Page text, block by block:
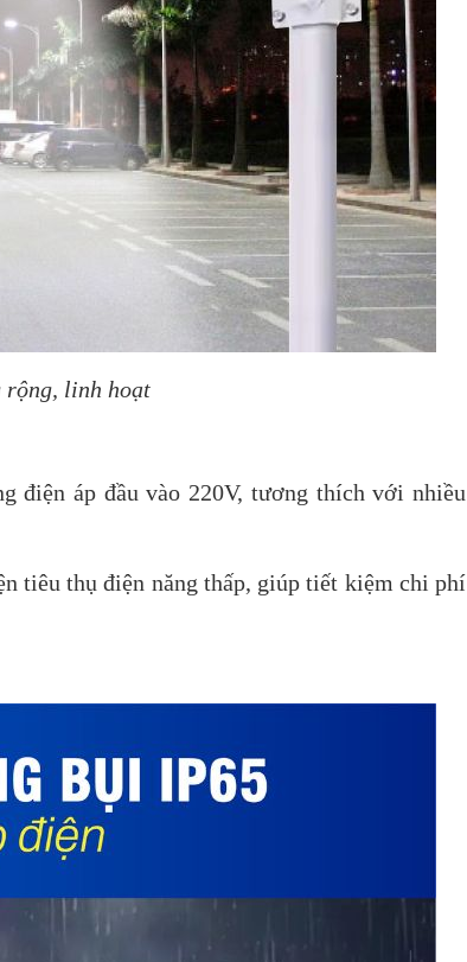
rộng, linh hoạt
điện áp đầu vào 220V, tương thích với nhiều
tiêu thụ điện năng thấp, giúp tiết kiệm chi phí